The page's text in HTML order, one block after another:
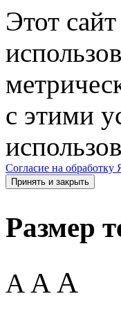
Этот
с этими
Согласие на
Принять и закрыть
Размер
A AA